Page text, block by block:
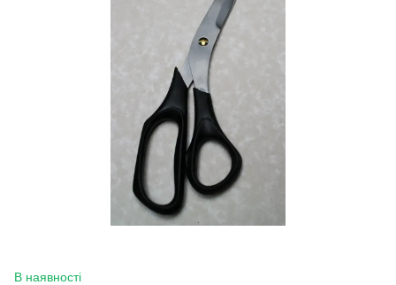
В наявності